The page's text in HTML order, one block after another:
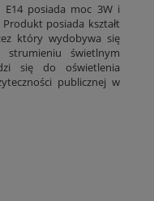
E14 posiada moc 3W i
Produkt posiada kształt
który wydobywa się
strumieniu świetlnym
się do oświetlenia
publicznej w